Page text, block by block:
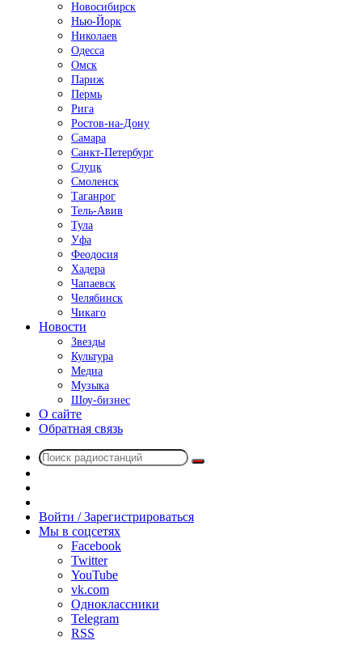
Новосибирск
Нью-Йорк
Николаев
Одесса
Омск
Париж
Пермь
Рига
Ростов-на-Дону
Самара
Санкт-Петербург
Слуцк
Смоленск
Таганрог
Тель-Авив
Тула
Уфа
Феодосия
Хадера
Чапаевск
Челябинск
Чикаго
Новости
Звезды
Культура
Медиа
Музыка
Шоу-бизнес
О сайте
Обратная связь
Поиск
радио
Войти / Зарегистрироваться
Мы в соцсетях
Facebook
Twitter
YouTube
vk.com
Одноклассники
Telegram
RSS